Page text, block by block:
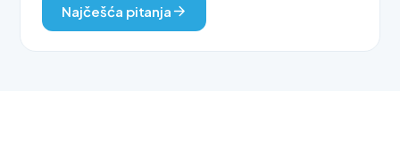
Najčešća pitanja